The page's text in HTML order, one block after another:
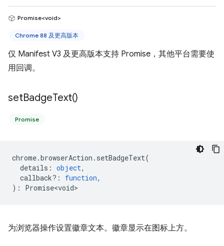
Promise<void>
Chrome 88 及更高版本
仅 Manifest V3 及更高版本支持 Promise，其他平台需要使
用回调。
setBadgeText()
Promise
chrome.browserAction . setBadgeText(
details : object,
callback? : function,
) : Promise<void>
为浏览器操作设置徽章文本。徽章显示在图标上方。